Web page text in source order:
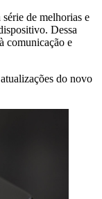
de melhorias e
Dessa
comunicação e
do novo